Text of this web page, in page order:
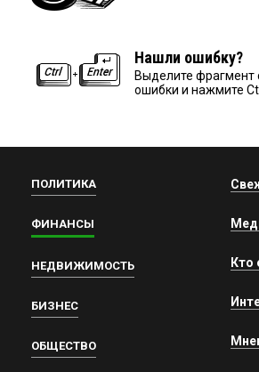
Нашли ошибку?
Выделите фрагмент
ошибки и нажмите
ПОЛИТИКА
ФИНАНСЫ
НЕДВИЖИМОСТЬ
БИЗНЕС
ОБЩЕСТВО
Кто